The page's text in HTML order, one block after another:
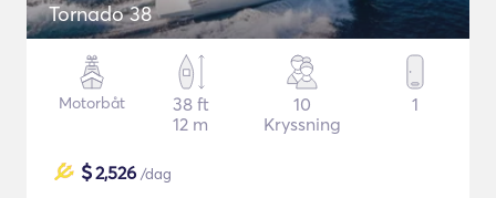
Tornado 38
Motorbåt
38 ft
12 m
10
Kryssning
1
$2,526 /dag